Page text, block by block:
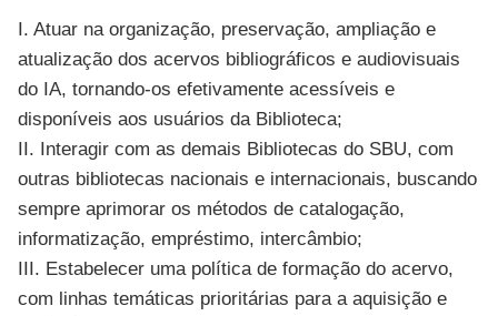
I. Atuar na organização, preservação, ampliação e
atualização dos acervos bibliográficos e audiovisuais
do IA, tornando-os efetivamente acessíveis e
disponíveis aos usuários da Biblioteca;
II. Interagir com as demais Bibliotecas do SBU, com
outras bibliotecas nacionais e internacionais, buscando
sempre aprimorar os métodos de catalogação,
informatização, empréstimo, intercâmbio;
III. Estabelecer uma política de formação do acervo,
com linhas temáticas prioritárias para a aquisição e